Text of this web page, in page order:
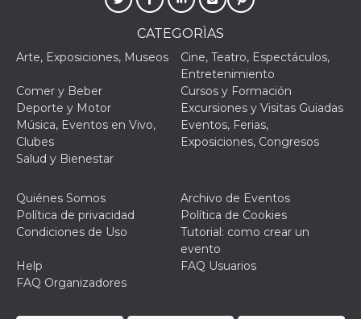
CATEGORÌAS
Arte, Exposiciones, Museos
Cine, Teatro, Espectáculos,
Entretenimiento
Comer y Beber
Cursos y Formación
Deporte y Motor
Excursiones y Visitas Guiadas
Música, Eventos en Vivo,
Clubes
Eventos, Ferias,
Exposiciones, Congresos
Salud y Bienestar
Quiénes Somos
Archivo de Eventos
Política de privacidad
Política de Cookies
Condiciones de Uso
Tutorial: como crear un
evento
Help
FAQ Usuarios
FAQ Organizadores